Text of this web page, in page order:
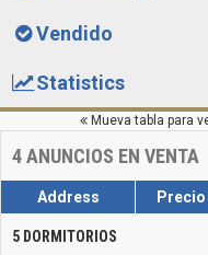
Vendido
Statistics
Mueva tabla para
4ANUNCIOS EN VENTA
Address Precio
5 DORMITORIOS